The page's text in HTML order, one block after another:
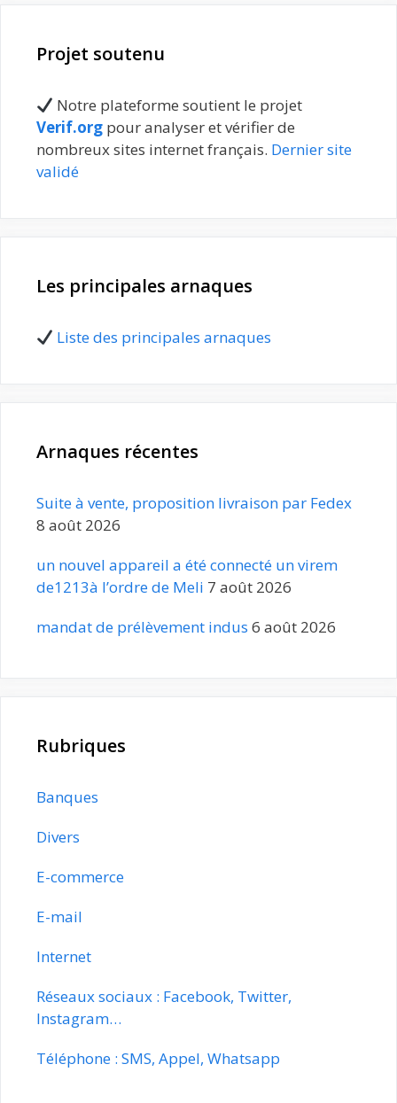
Projet soutenu
Notre plateforme soutient le projet
Verif.org pour analyser et vérifier de
nombreux sites internet français. Dernier site
validé
Les principales arnaques
Liste des principales arnaques
Arnaques récentes
Suite à vente, proposition livraison par Fedex
8 août 2026
un nouvel appareil a été connecté un virem
de1213à l’ordre de Meli 7 août 2026
mandat de prélèvement indus 6 août 2026
Rubriques
Banques
Divers
E-commerce
E-mail
Internet
Réseaux sociaux : Facebook, Twitter,
Instagram…
Téléphone : SMS, Appel, Whatsapp